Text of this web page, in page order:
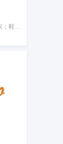
成品衣；服装；婴儿全套衣；游泳衣；鞋；帽；袜；手套（服装）；皮带（服饰用）；婚纱